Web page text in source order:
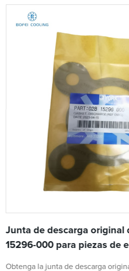
Junta de descarga original
15296-000 para piezas de
Obtenga la junta de descarga